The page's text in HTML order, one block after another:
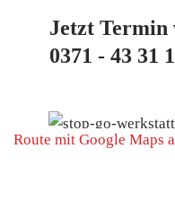
Jetzt Termin
0371 - 43 31
Route mit Google Maps